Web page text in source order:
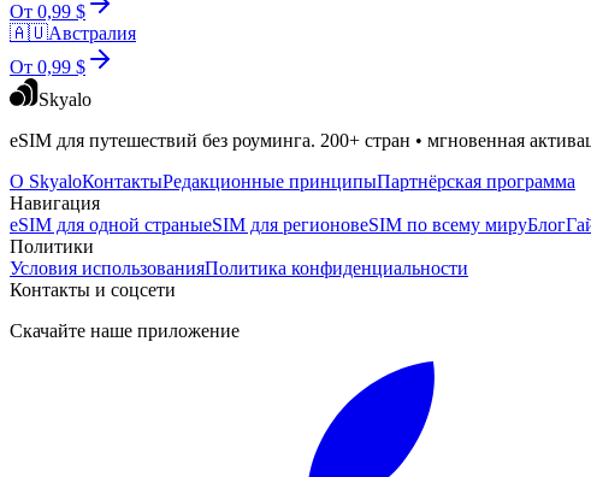
От 0,99 $
🇦🇺Австралия
От 0,99 $
Skyalo
eSIM для путешествий без роуминга. 200+ стран • мгновенная
О SkyaloКонтактыРедакционные принципыПартнёрская программа
Навигация
eSIM для одной страныeSIM для регионовeSIM по всему мируБлог
Политики
Условия использованияПолитика конфиденциальности
Контакты и соцсети
Скачайте наше приложение